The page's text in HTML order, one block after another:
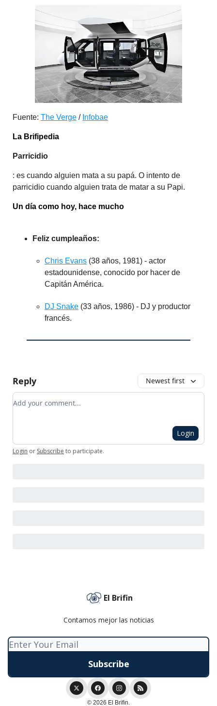
Fuente: The Verge / Infobae
La Brifipedia
Parricidio
: es cuando alguien mata a su papá. O intento de
parricidio cuando alguien trata de matar a su Papi.
Un día como hoy, hace mucho
Feliz cumpleaños:
Chris Evans (38 años, 1981) - actor
estadounidense, conocido por hacer de
Capitán América.
DJ Snake (33 años, 1986) - DJ y productor
francés.
Reply Newest first
Add your comment
Login
Login or Subscribe to participate.
El Brifin
Contamos mejor las noticias
© 2026 El Brifin.